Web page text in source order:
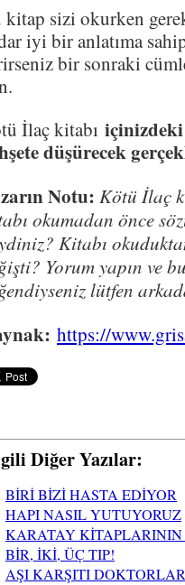
kitap sizi okurken
iyi bir anlatıma
bir sonraki
İlaç kitabı
düşürecek
Notu: Kötü İlaç
okumadan önce
Kitabı
Yorum yapın ve
lütfen
https://
Diğer Yazılar:
BİRİ BİZİ HASTA EDİYOR
HAPI NASIL YUTUYORUZ
KARATAY
BİR, İKİ, ÜÇ TIP!
AŞI KARŞITI